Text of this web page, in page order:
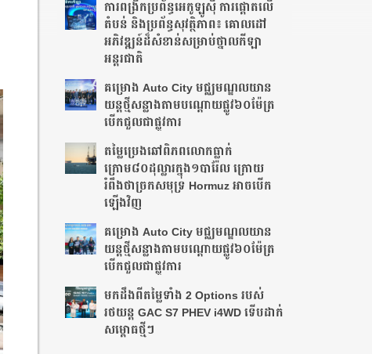
ការពង្រីកប្រព័ន្ធអេកូឡូស៊ី ការផ្តោតលើ
តំបន់ និងប្រព័ន្ធសុវត្ថិភាព៖ គោលដៅ
អភិវឌ្ឍន៍ដ៏សំខាន់សម្រាប់ថ្នាលកីឡា
អន្តរជាតិ
គម្រោង Auto City មជ្ឈមណ្ឌលយាន
យន្តថ្មីសន្លាង​តាមបណ្តោយផ្លូវ​​៦០ម៉ែត្រ​
បើកជួលជាផ្លូវការ
តម្លៃប្រេងឆៅពិភពលោកធ្លាក់
ក្រោម៨០ដុល្លារក្នុង១បារ៉ែល ក្រោយ
រំពឹងថា​ច្រកសមុទ្រ Hormuz អាចបើក
ឡើងវិញ
គម្រោង Auto City មជ្ឈមណ្ឌលយាន
យន្តថ្មីសន្លាង​តាមបណ្តោយផ្លូវ​​៦០ម៉ែត្រ​
បើកជួលជាផ្លូវការ
មកដឹងពីតម្លៃទាំង 2 Options របស់
រថយន្ត GAC S7 PHEV i4WD ទើបដាក់
សម្ពោធថ្មីៗ